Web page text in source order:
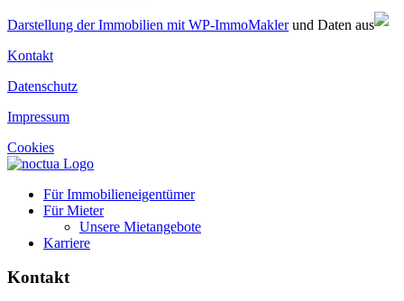
Darstellung der Immobilien mit WP-ImmoMaklerund Daten aus
Kontakt
Datenschutz
Impressum
Cookies
Für Immobilieneigentümer
Für Mieter
Unsere Mietangebote
Karriere
Kontakt